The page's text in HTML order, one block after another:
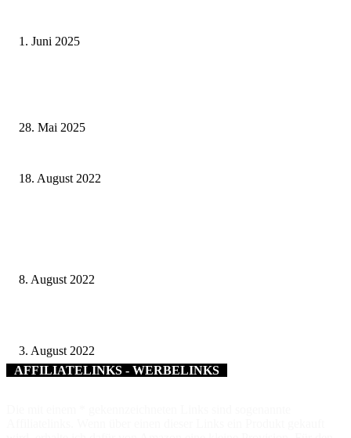
1. Juni 2025
28. Mai 2025
18. August 2022
8. August 2022
3. August 2022
AFFILIATELINKS - WERBELINKS